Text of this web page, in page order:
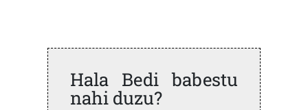
Hala Bedi babestu
nahi duzu?